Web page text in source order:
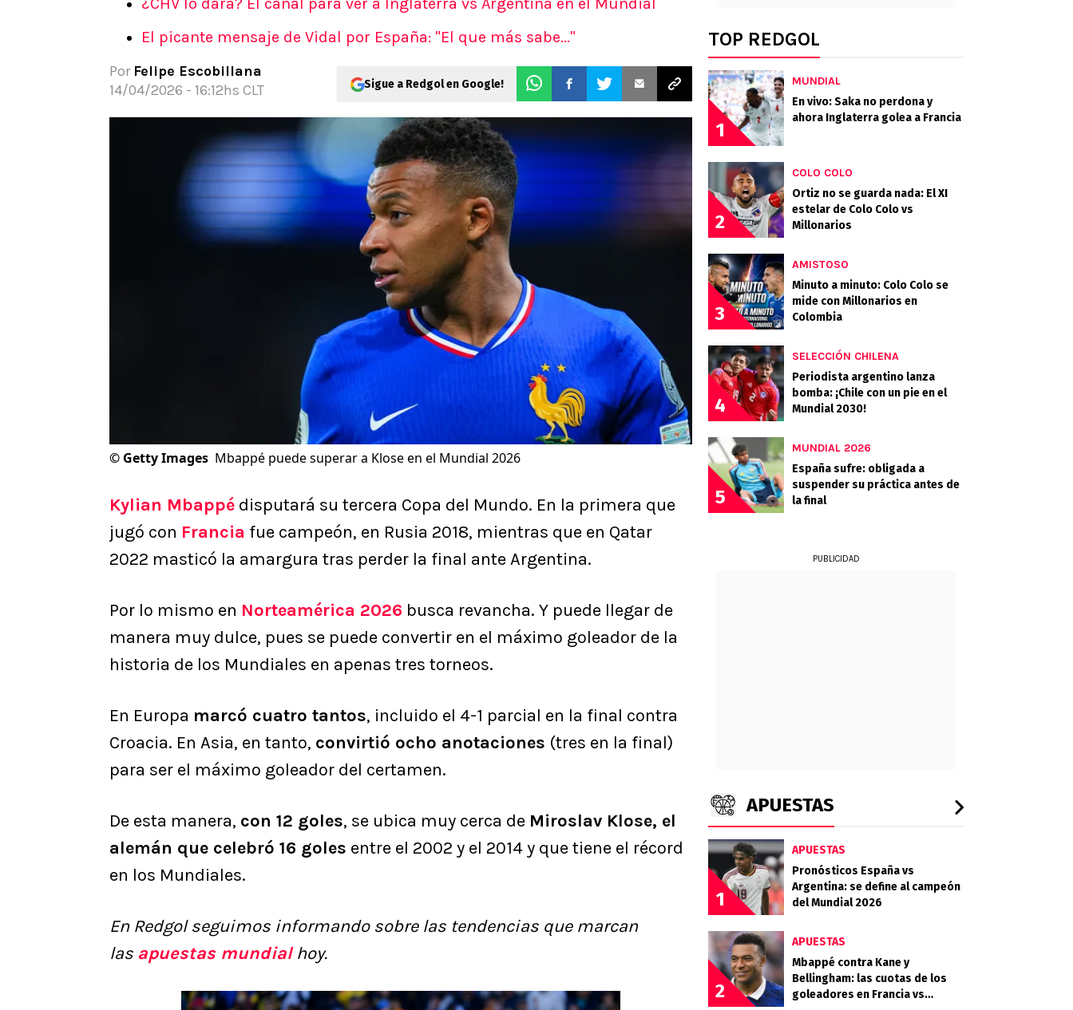
El picante mensaje de Vidal por España: "El que más sabe..."
Por Felipe Escobillana
14/04/2026 - 16:12hs CLT
Sigue a Redgol en Google!
© Getty Images Mbappé puede superar a Klose en el Mundial 2026
Kylian Mbappé disputará su tercera Copa del Mundo. En la primera que
jugó con Francia fue campeón, en Rusia 2018, mientras que en Qatar
2022 masticó la amargura tras perder la final ante Argentina.
Por lo mismo en Norteamérica 2026 busca revancha. Y puede llegar de
manera muy dulce, pues se puede convertir en el máximo goleador de la
historia de los Mundiales en apenas tres torneos.
En Europa marcó cuatro tantos, incluido el 4-1 parcial en la final contra
Croacia. En Asia, en tanto, convirtió ocho anotaciones (tres en la final)
para ser el máximo goleador del certamen.
De esta manera, con 12 goles, se ubica muy cerca de Miroslav Klose, el
alemán que celebró 16 goles entre el 2002 y el 2014 y que tiene el récord
en los Mundiales.
En Redgol seguimos informando sobre las tendencias que marcan
las apuestas mundialhoy.
TOP REDGOL
1
MUNDIAL
En vivo: Saka no perdona y
ahora Inglaterra golea a Francia
2
COLO COLO
Ortiz no se guarda nada: El XI
estelar de Colo Colo vs
Millonarios
3
AMISTOSO
Minuto a minuto: Colo Colo se
mide con Millonarios en
Colombia
4
SELECCIÓN CHILENA
Periodista argentino lanza
bomba: ¡Chile con un pie en el
Mundial 2030!
5
MUNDIAL 2026
España sufre: obligada a
suspender su práctica antes de
la final
PUBLICIDAD
APUESTAS
1
APUESTAS
Pronósticos España vs
Argentina: se define al campeón
del Mundial 2026
2
APUESTAS
Mbappé contra Kane y
Bellingham: las cuotas de los
goleadores en Francia vs